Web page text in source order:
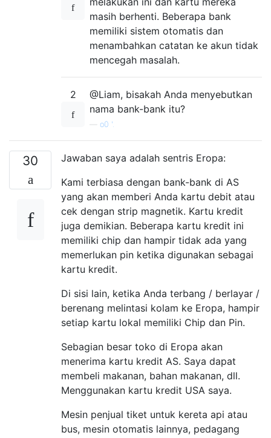
masih berhenti. Beberapa bank
memiliki sistem otomatis dan
menambahkan catatan ke akun tidak
mencegah masalah.
2
@Liam, bisakah Anda menyebutkan
nama bank-bank itu?
o0 '.
30
Jawaban saya adalah sentris Eropa:
Kami terbiasa dengan bank-bank di AS
yang akan memberi Anda kartu debit atau
cek dengan strip magnetik. Kartu kredit
juga demikian. Beberapa kartu kredit ini
memiliki chip dan hampir tidak ada yang
memerlukan pin ketika digunakan sebagai
kartu kredit.
Di sisi lain, ketika Anda terbang / berlayar /
berenang melintasi kolam ke Eropa, hampir
setiap kartu lokal memiliki Chip dan Pin.
Sebagian besar toko di Eropa akan
menerima kartu kredit AS. Saya dapat
membeli makanan, bahan makanan, dll.
Menggunakan kartu kredit USA saya.
Mesin penjual tiket untuk kereta api atau
bus, mesin otomatis lainnya, pedagang